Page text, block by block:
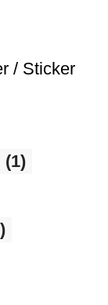
/ Sticker
(1)